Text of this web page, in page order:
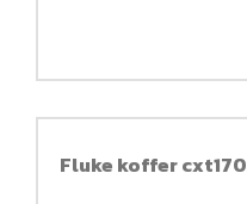
Fluke koffer cxt170